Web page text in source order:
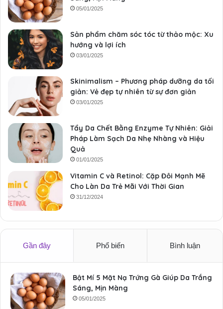
05/01/2025
Sản phẩm chăm sóc tóc từ thảo mộc: Xu
hướng và lợi ích
03/01/2025
Skinimalism – Phương pháp dưỡng da tối
giản: Vẻ đẹp tự nhiên từ sự đơn giản
03/01/2025
Tẩy Da Chết Bằng Enzyme Tự Nhiên: Giải
Pháp Làm Sạch Da Nhẹ Nhàng và Hiệu
Quả
01/01/2025
Vitamin C và Retinol: Cặp Đôi Mạnh Mẽ
Cho Làn Da Trẻ Mãi Với Thời Gian
31/12/2024
Gần đây Phổ biến Bình luận
Bật Mí 5 Mặt Nạ Trứng Gà Giúp Da Trắng
Sáng, Mịn Màng
05/01/2025